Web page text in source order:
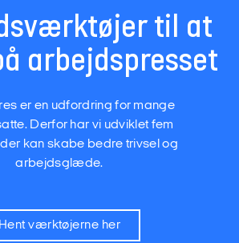
til at
arbejdspresset
er en udfordring for mange
Derfor har vi udviklet fem
kan skabe bedre trivsel og
arbejdsglæde.
Hent værktøjerne her